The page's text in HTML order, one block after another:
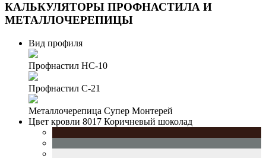
КАЛЬКУЛЯТОРЫ ПРОФНАСТИЛА И
МЕТАЛЛОЧЕРЕПИЦЫ
Вид профиля
Профнастил НС-10
Профнастил С-21
Металлочерепица Супер Монтерей
Цвет кровли 8017 Коричневый шоколад